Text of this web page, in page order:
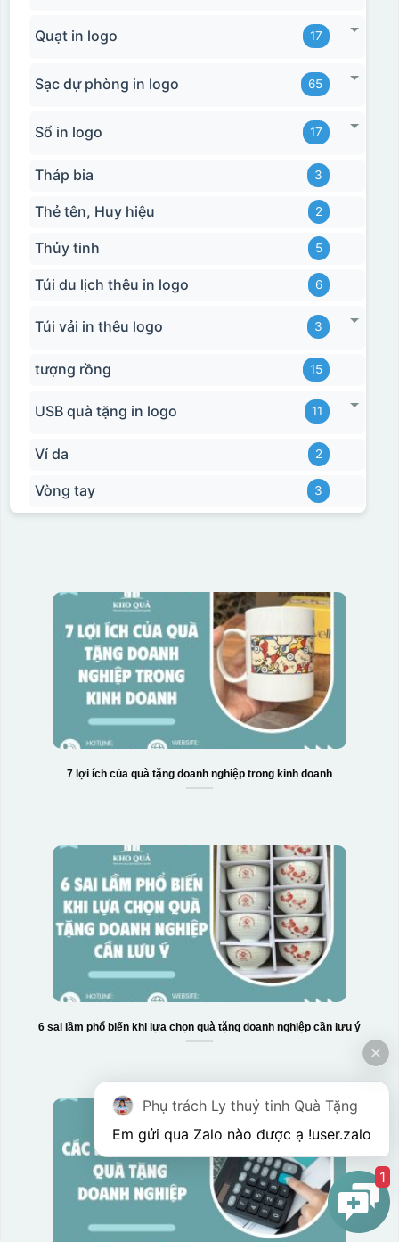
Quạt in logo 17
Sạc dự phòng in logo 65
Sổ in logo 17
Tháp bia 3
Thẻ tên, Huy hiệu 2
Thủy tinh 5
Túi du lịch thêu in logo 6
Túi vải in thêu logo 3
tượng rồng 15
USB quà tặng in logo 11
Ví da 2
Vòng tay 3
7 lợi ích của quà tặng doanh nghiệp trong kinh doanh
6 sai lầm phổ biến khi lựa chọn quà tặng doanh nghiệp cần lưu ý
Phụ trách Ly thuỷ tinh Quà Tặng
Em gửi qua Zalo nào được ạ !user.zalo
1